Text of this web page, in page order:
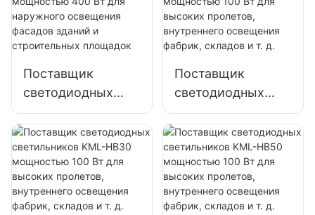
наружных
парковок и
складов
наружных
парковок и
складов
Поставщик
светодиодных
прожекторов
KML-FL2C
мощностью 400
Вт для наружного
освещения
фасадов зданий и
Поставщик
светодиодных
светильников
KML-HB40
мощностью 100
Вт для высоких
пролетов,
внутреннего